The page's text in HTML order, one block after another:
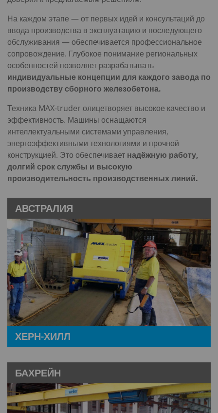
На каждом этапе — от первых идей и консультаций до
ввода производства в эксплуатацию и последующего
обслуживания — обеспечивается профессиональное
сопровождение. Глубокое понимание региональных
особенностей позволяет разрабатывать
индивидуальные концепции для каждого завода по
производству сборного железобетона.
Техника MAX-truder олицетворяет высокое качество и
эффективность. Машины оснащаются
интеллектуальными системами управления,
энергоэффективными технологиями и прочной
конструкцией. Это обеспечивает надёжную работу,
долгий срок службы и высокую
производительность производственных линий.
АВСТРАЛИЯ
ХЕРН-ХИЛЛ
БАХРЕЙН